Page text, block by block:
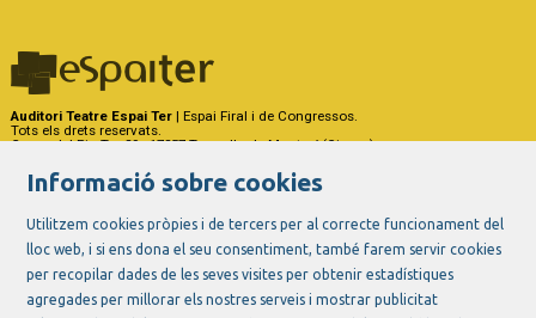
Auditori Teatre Espai Ter | Espai Firal i de Congressos.
Tots els drets reservats.
Carrer del Riu Ter, 29 - 17257 Torroella de Montgrí (Girona)
Link a instagram
Link a youtube
Link a twitter
Link a facebook
Informació sobre cookies
Utilitzem cookies pròpies i de tercers per al correcte funcionament del
lloc web, i si ens dona el seu consentiment, també farem servir cookies
per recopilar dades de les seves visites per obtenir estadístiques
agregades per millorar els nostres serveis i mostrar publicitat